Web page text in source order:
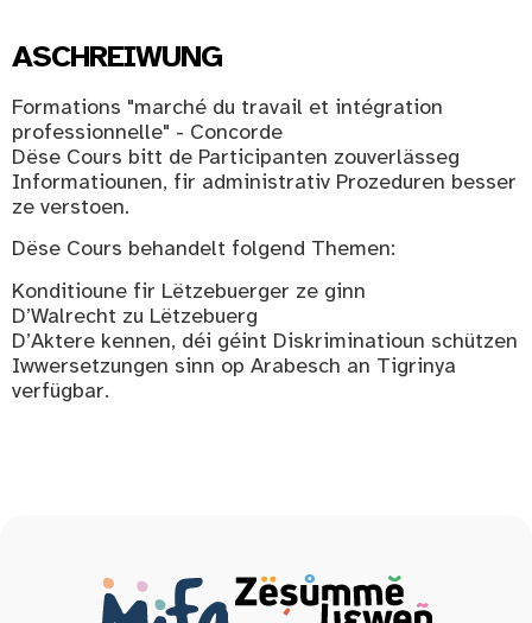
ASCHREIWUNG
Formations "marché du travail et intégration
professionnelle" - Concorde
Dëse Cours bitt de Participanten zouverlässeg
Informatiounen, fir administrativ Prozeduren besser
ze verstoen.
Dëse Cours behandelt folgend Themen:
Konditioune fir Lëtzebuerger ze ginn
D’Walrecht zu Lëtzebuerg
D’Aktere kennen, déi géint Diskriminatioun schützen
Iwwersetzungen sinn op Arabesch an Tigrinya
verfügbar.